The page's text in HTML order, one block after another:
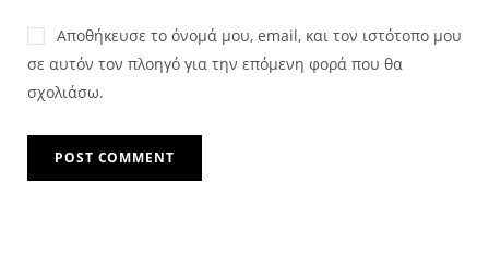
Αποθήκευσε το όνομά μου, email, και τον ιστότοπο μου
σε αυτόν τον πλοηγό για την επόμενη φορά που θα
σχολιάσω.